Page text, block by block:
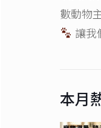
數動物
讓我
本月